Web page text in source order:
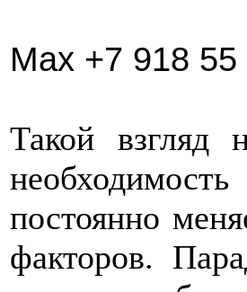
Max +7 918
Такой взгляд
постоянно
факторов.